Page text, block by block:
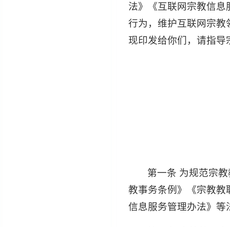
法》《互联网宗教信
行为，维护互联网宗教
现印发给你们，请指
第一条 为规范宗
教事务条例》《宗教教
信息服务管理办法》等